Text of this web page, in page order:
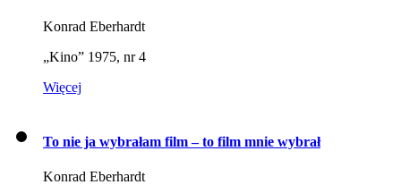
Konrad Eberhardt
„Kino” 1975, nr 4
Więcej
To nie ja wybrałam film – to film mnie wybrał
Konrad Eberhardt